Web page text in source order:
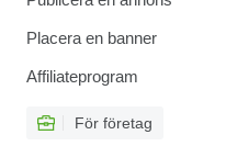
Placera en banner
Affiliateprogram
För företag